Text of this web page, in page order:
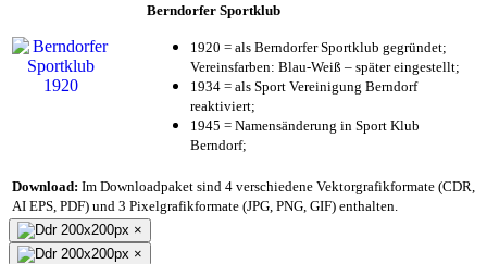
Berndorfer Sportklub
1920 = als Berndorfer Sportklub gegründet;
Vereinsfarben: Blau-Weiß – später eingestellt;
1934 = als Sport Vereinigung Berndorf
reaktiviert;
1945 = Namensänderung in Sport Klub
Berndorf;
Download: Im Downloadpaket sind 4 verschiedene Vektorgrafikformate (CDR,
AI EPS, PDF) und 3 Pixelgrafikformate (JPG, PNG, GIF) enthalten.
×
×